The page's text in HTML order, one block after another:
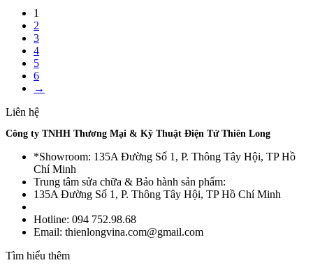
1
2
3
4
5
6
→
Liên hệ
Công ty TNHH Thương Mại & Kỹ Thuật Điện Tử Thiên Long
*Showroom: 135A Đường Số 1, P. Thông Tây Hội, TP Hồ
Chí Minh
Trung tâm sửa chữa & Bảo hành sản phẩm:
135A Đường Số 1, P. Thông Tây Hội, TP Hồ Chí Minh
Hotline: 094 752.98.68
Email: thienlongvina.com@gmail.com
Tìm hiểu thêm